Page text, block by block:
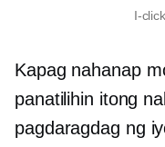
I-
Kapag nahanap
panatilihin itong
pagdaragdag ng